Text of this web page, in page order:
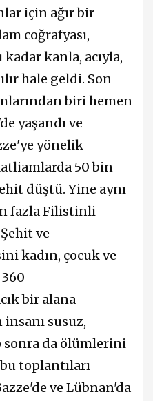
için ağır bir
coğrafyası,
kanla, acıyla,
hale geldi. Son
biri hemen
yaşandı ve
yönelik
50 bin
düştü. Yine aynı
fazla Filistinli
ve
kadın, çocuk ve
bir alana
susuz,
sonra da ölümlerini
toplantıları
ve Lübnan'da